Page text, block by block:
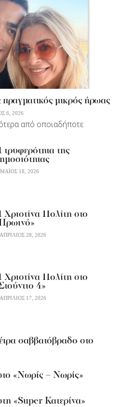
πραγματικός μικρός ήρωας
6, 2026
από οποιαδήποτε
τρυφερότητα της
18, 2026
Χριστίνα Πολίτη στο
28, 2026
Χριστίνα Πολίτη στο
4»
17, 2026
σαββατόβραδο στο
«Νωρίς – Νωρίς»
«Super Κατερίνα»